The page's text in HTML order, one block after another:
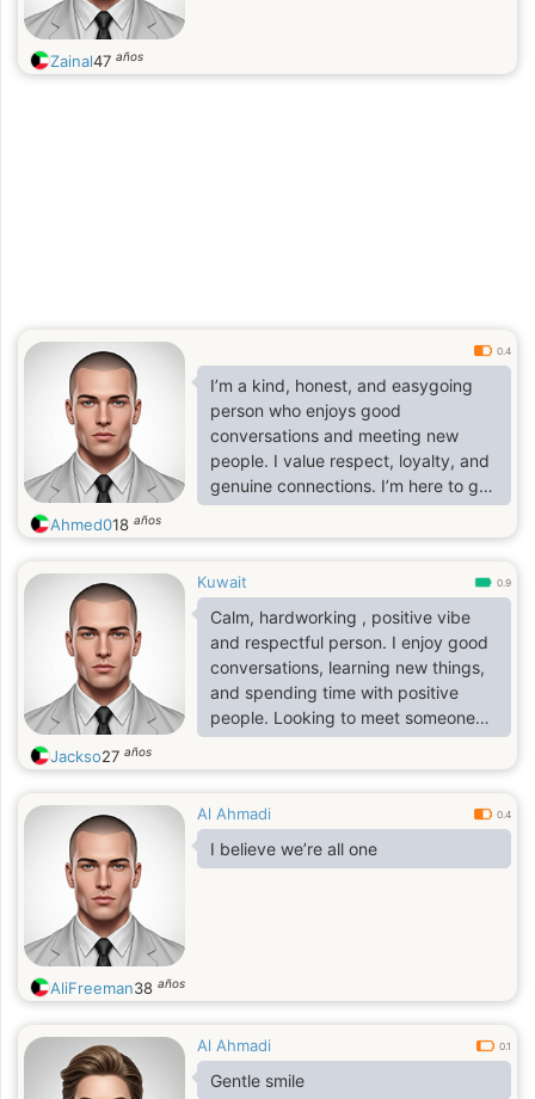
Zainal47 años
0.4
I’m a kind, honest, and easygoing
person who enjoys good
conversations and meeting new
people. I value respect, loyalty, and
genuine connections. I’m here to get
to know someone special and see
where things go. ❤️
Ahmed018 años
Kuwait 0.9
Calm, hardworking , positive vibe
and respectful person. I enjoy good
conversations, learning new things,
and spending time with positive
people. Looking to meet someone
genuine
Jackso27 años
Al Ahmadi 0.4
I believe we’re all one
AliFreeman38 años
Al Ahmadi 0.1
Gentle smile